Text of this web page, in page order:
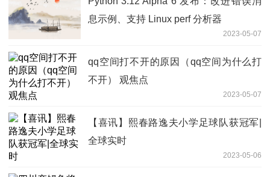
息示例、支持 Linux perf 分析器
2023-05-07
qq空间打不开的原因（qq空间为什么打
不开） 观焦点
2023-05-07
【喜讯】熙春路逸夫小学足球队获冠军|
全球实时
2023-05-06